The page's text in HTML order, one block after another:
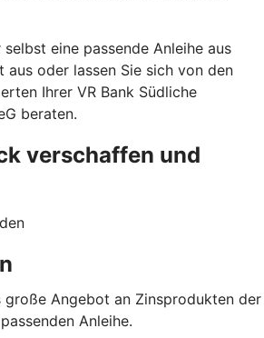
eine passende Anleihe aus
oder lassen Sie sich von den
Ihrer VR Bank Südliche
beraten.
verschaffen und
große Angebot an Zinsprodukten der
Anleihe.